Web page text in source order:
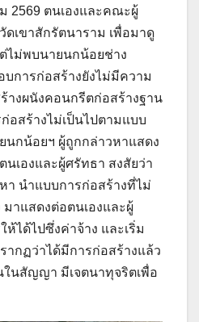
2569 ตนเองและคณะผู้
ดเขาสักรัตนาราม เพื่อมาดู
ไม่พบนายนกน้อยช่าง
บการก่อสร้างยังไม่มีความ
างผนังคอนกรีตก่อสร้างฐาน
อสร้างไม่เป็นไปตามแบบ
นกน้อยฯ ผู้ถูกกล่าวหาแสดง
เองและผู้ศรัทธา สงสัยว่า
า นำแบบการก่อสร้างที่ไม่
มาแสดงต่อตนเองและผู้
ห้ได้ไปซึ่งค่าจ้าง และเริ่ม
ากฏว่าได้มีการก่อสร้างแล้ว
นสัญญา มีเจตนาทุจริตเพื่อ